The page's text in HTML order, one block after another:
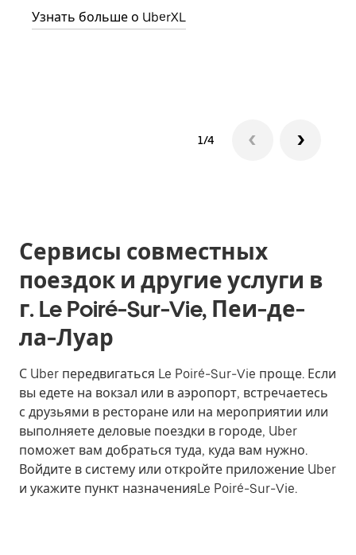
Узнать больше о UberXL
1/4
Сервисы совместных
поездок и другие услуги в
г. Le Poiré-Sur-Vie, Пеи-де-
ла-Луар
С Uber передвигаться Le Poiré-Sur-Vie проще. Если
вы едете на вокзал или в аэропорт, встречаетесь
с друзьями в ресторане или на мероприятии или
выполняете деловые поездки в городе, Uber
поможет вам добраться туда, куда вам нужно.
Войдите в систему или откройте приложение Uber
и укажите пункт назначенияLe Poiré-Sur-Vie.